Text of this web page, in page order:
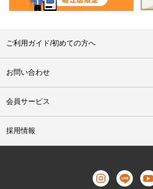
ご利用ガイド/初めての方へ
お問い合わせ
会員サービス
採用情報